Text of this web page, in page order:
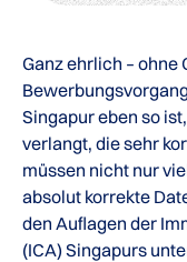
Ganz ehrlich –
Singapur eben so
verlangt, die sehr
müssen nicht nur
absolut korrekte
den Auflagen der
(ICA) Singapurs